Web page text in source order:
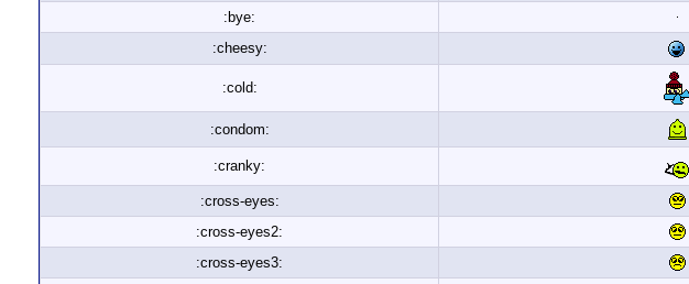
:bye:
:cheesy:
:cold:
:condom:
:cranky:
:cross-eyes:
:cross-eyes2:
:cross-eyes3: